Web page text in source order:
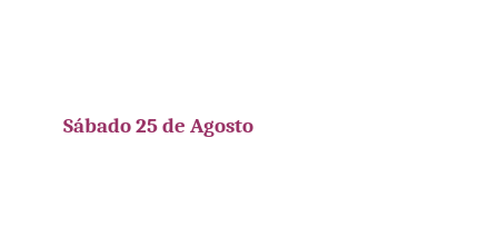
Sábado 25 de Agosto